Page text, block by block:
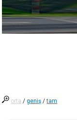
orta /geniş /tam